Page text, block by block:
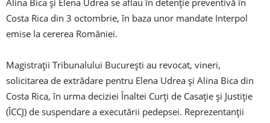
Alina Bica și Elena Udrea se aflau în detenţie preventivă în
Costa Rica din 3 octombrie, în baza unor mandate Interpol
emise la cererea României.
Magistraţii Tribunalului Bucureşti au revocat, vineri,
solicitarea de extrădare pentru Elena Udrea şi Alina Bica din
Costa Rica, în urma deciziei Înaltei Curţi de Casaţie şi Justiţie
(ÎCCJ) de suspendare a executării pedepsei. Reprezentanţii